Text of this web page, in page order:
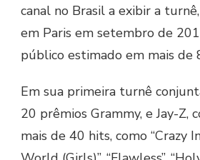
canal no Brasil a exibir a
em Paris em setembro de
público estimado em mais de
Em sua primeira turnê
20 prêmios Grammy, e Jay-Z,
mais de 40 hits, como “Crazy